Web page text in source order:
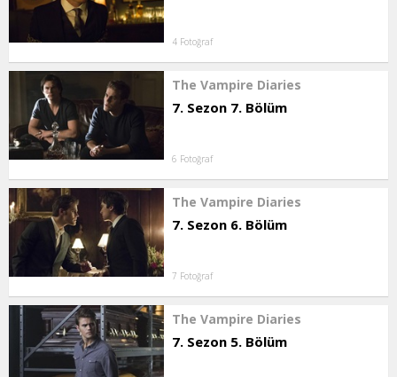
4 Fotoğraf
The Vampire Diaries
7. Sezon 7. Bölüm
6 Fotoğraf
The Vampire Diaries
7. Sezon 6. Bölüm
7 Fotoğraf
The Vampire Diaries
7. Sezon 5. Bölüm